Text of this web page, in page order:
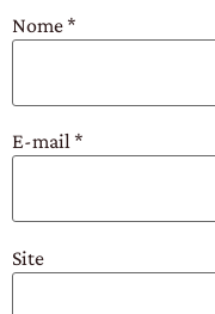
Nome*
E-mail*
Site